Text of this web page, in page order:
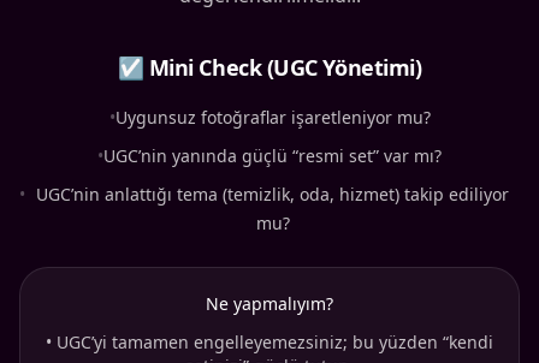
☑ Mini Check (UGC Yönetimi)
•Uygunsuz fotoğraflar işaretleniyor mu?
•UGC’nin yanında güçlü “resmi set” var mı?
• UGC’nin anlattığı tema (temizlik, oda, hizmet) takip ediliyor
mu?
Ne yapmalıyım?
• UGC’yi tamamen engelleyemezsiniz; bu yüzden “kendi